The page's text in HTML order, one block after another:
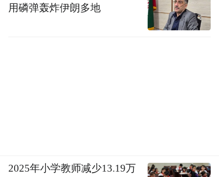
用磷弹轰炸伊朗多地
2025年小学教师减少13.19万